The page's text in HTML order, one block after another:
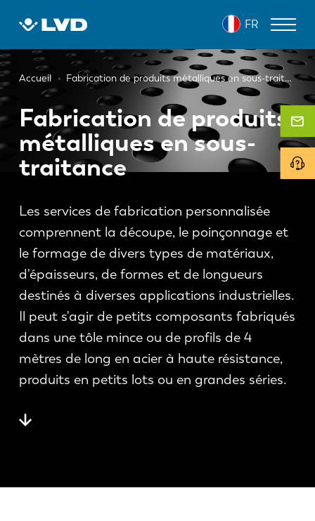
principal
FR
Fil
d'Ariane
Accueil Fabrication de produits métalliques en sous-traitance
Fabrication de produits
métalliques en sous-
traitance
Les services de fabrication personnalisée
comprennent la découpe, le poinçonnage et
le formage de divers types de matériaux,
d'épaisseurs, de formes et de longueurs
destinés à diverses applications industrielles.
Il peut s'agir de petits composants fabriqués
dans une tôle mince ou de profils de 4
mètres de long en acier à haute résistance,
produits en petits lots ou en grandes séries.
MACHINES DE DÉCOUPE LASER
PRESSES PLIEUSES
PANNEAUTEUSES
POINÇONNEUSES
SERVICE CLIENT
À propos de LVD
Actualités
Découvrez LVD
Témoignages
Événements
Secteurs et solutions